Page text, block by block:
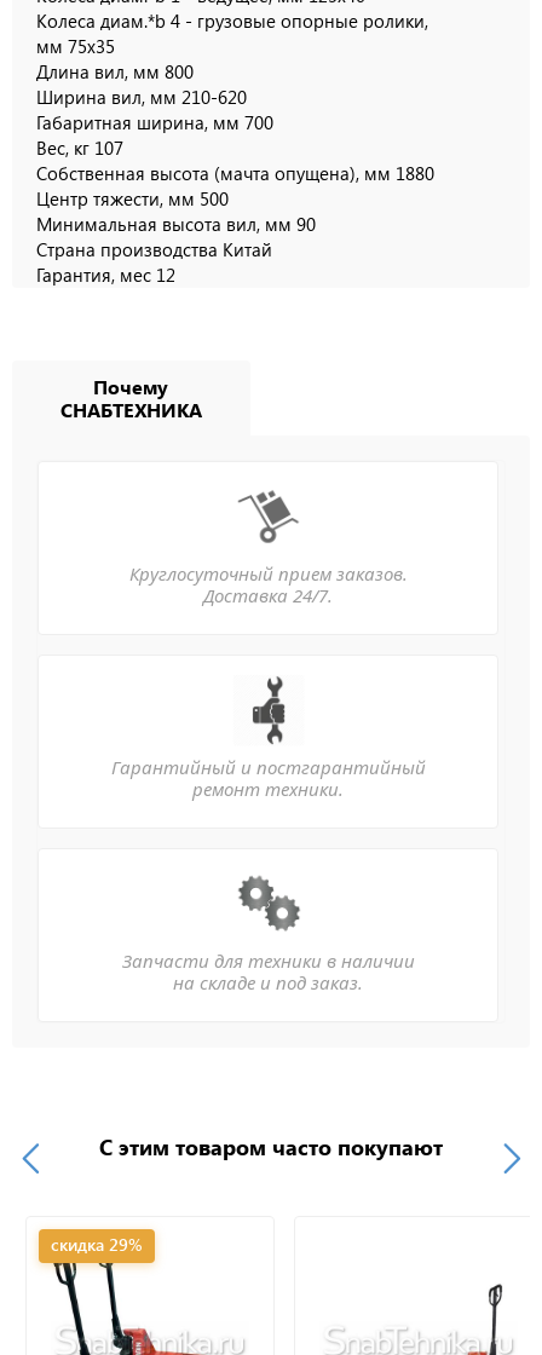
Колеса диам.*b 4 - грузовые опорные ролики,
мм 75х35
Длина вил, мм 800
Ширина вил, мм 210-620
Габаритная ширина, мм 700
Вес, кг 107
Собственная высота (мачта опущена), мм 1880
Центр тяжести, мм 500
Минимальная высота вил, мм 90
Страна производства Китай
Гарантия, мес 12
Почему
СНАБТЕХНИКА
Круглосуточный прием заказов.
Доставка 24/7.
Гарантийный и постгарантийный
ремонт техники.
Запчасти для техники в наличии
на складе и под заказ.
С этим товаром часто покупают
скидка 29%